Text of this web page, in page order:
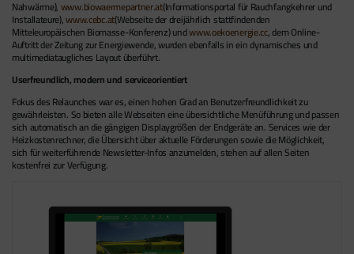
Nahwärme),www.biowaermepartner.at(Informationsportal für Rauchfangkehrer und
Installateure),www.cebc.at(Webseite der dreijährlich stattfindenden
Mitteleuropäischen Biomasse-Konferenz) undwww.oekoenergie.cc, dem Online-
Auftritt der Zeitung zur Energiewende, wurden ebenfalls in ein dynamisches und
multimediataugliches Layout überführt.
Userfreundlich, modern und serviceorientiert
Fokus des Relaunches war es, einen hohen Grad an Benutzerfreundlichkeit zu
gewährleisten. So bieten alle Webseiten eine übersichtliche Menüführung und passen
sich automatisch an die gängigen Displaygrößen der Endgeräte an. Services wie der
Heizkostenrechner, die Übersicht über aktuelle Förderungen sowie die Möglichkeit,
sich für weiterführende Newsletter-Infos anzumelden, stehen auf allen Seiten
kostenfrei zur Verfügung.